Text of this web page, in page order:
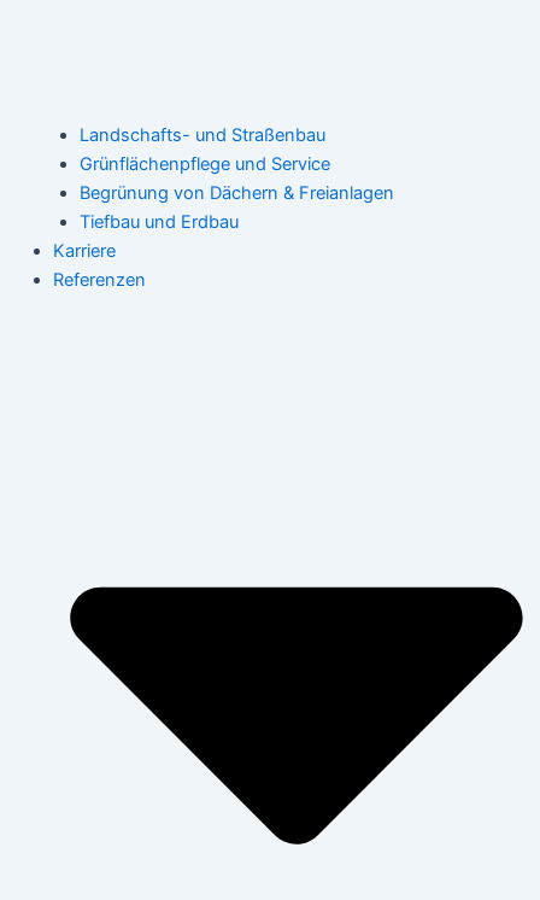
Landschafts- und Straßenbau
Grünflächenpflege und Service
Begrünung von Dächern & Freianlagen
Tiefbau und Erdbau
Karriere
Referenzen